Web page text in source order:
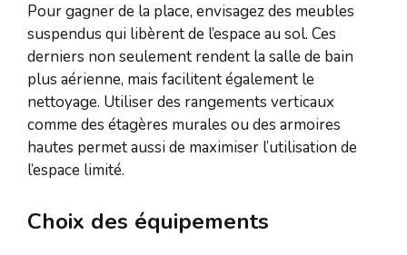
Pour gagner de la place, envisagez des meubles
suspendus qui libèrent de l’espace au sol. Ces
derniers non seulement rendent la salle de bain
plus aérienne, mais facilitent également le
nettoyage. Utiliser des rangements verticaux
comme des étagères murales ou des armoires
hautes permet aussi de maximiser l’utilisation de
l’espace limité.
Choix des équipements